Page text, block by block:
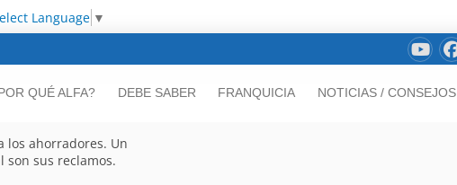
Language ▼
QUÉ ALFA? DEBE SABER FRANQUICIA NOTICIAS / CONSEJOS
los ahorradores. Un
son sus reclamos.